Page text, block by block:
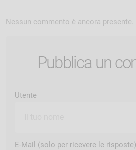
Nessun commento è ancora presente.
Pubblica un
Utente
E-Mail (solo per ricevere le risposte)